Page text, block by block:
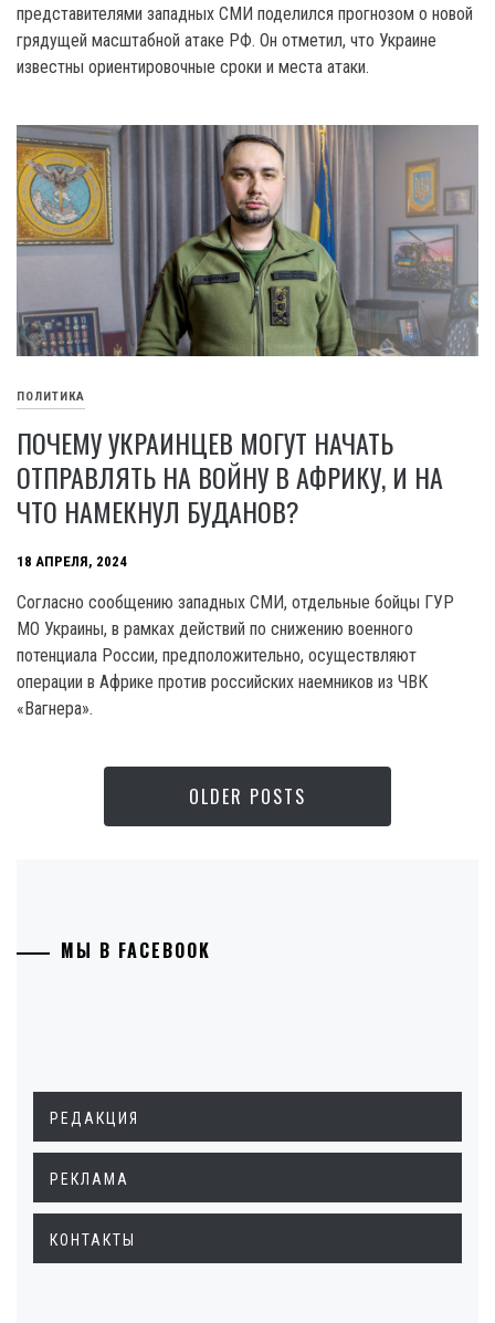
представителями западных СМИ поделился прогнозом о новой
грядущей масштабной атаке РФ. Он отметил, что Украине
известны ориентировочные сроки и места атаки.
ПОЛИТИКА
ПОЧЕМУ УКРАИНЦЕВ МОГУТ НАЧАТЬ
ОТПРАВЛЯТЬ НА ВОЙНУ В АФРИКУ, И НА
ЧТО НАМЕКНУЛ БУДАНОВ?
18 АПРЕЛЯ, 2024
Согласно сообщению западных СМИ, отдельные бойцы ГУР
МО Украины, в рамках действий по снижению военного
потенциала России, предположительно, осуществляют
операции в Африке против российских наемников из ЧВК
«Вагнера».
OLDER POSTS
МЫ В FACEBOOK
РЕДАКЦИЯ
РЕКЛАМА
КОНТАКТЫ